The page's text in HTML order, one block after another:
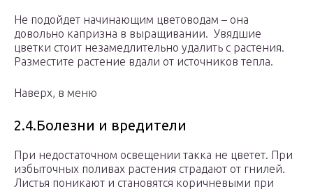
Не подойдет начинающим цветоводам – она
довольно капризна в выращивании. Увядшие
цветки стоит незамедлительно удалить с растения.
Разместите растение вдали от источников тепла.
Наверх, в меню
2.4.Болезни и вредители
При недостаточном освещении такка не цветет. При
избыточных поливах растения страдают от гнилей.
Листья поникают и становятся коричневыми при